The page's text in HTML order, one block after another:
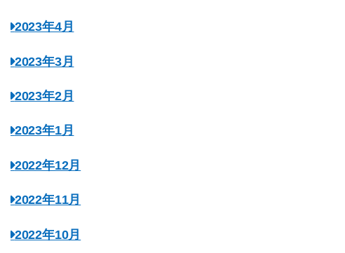
2023年4月
2023年3月
2023年2月
2023年1月
2022年12月
2022年11月
2022年10月